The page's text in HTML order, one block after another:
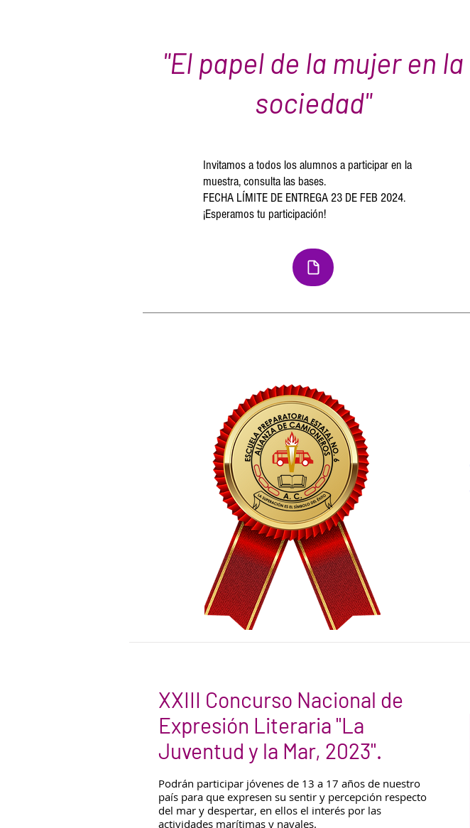
"El papel de la mujer en la
sociedad"
Invitamos a todos los alumnos a participar en la
muestra, consulta las bases.
FECHA LÍMITE DE ENTREGA 23 DE FEB 2024.
¡Esperamos tu participación!
XXIII Concurso Nacional de
Expresión Literaria "La
Juventud y la Mar, 2023".
Podrán participar jóvenes de 13 a 17 años de nuestro
país para que expresen su sentir y percepción respecto
del mar y despertar, en ellos el interés por las
actividades marítimas y navales.